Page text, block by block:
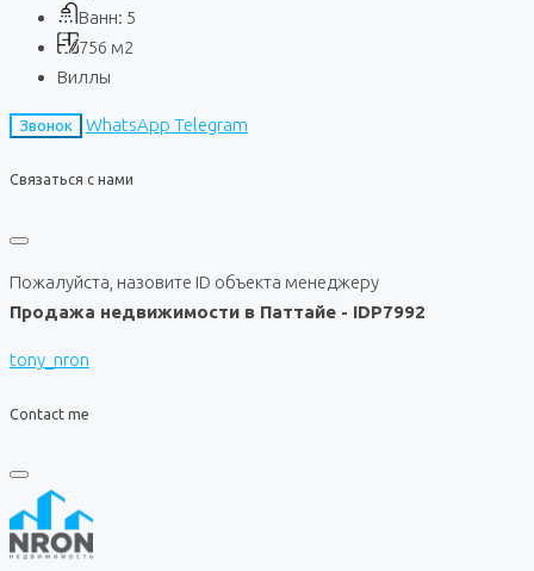
Ванн: 5
756 м2
Виллы
Звонок WhatsApp Telegram
Связаться с нами
Пожалуйста, назовите ID объекта менеджеру
Продажа недвижимости в Паттайе - IDP7992
tony_nron
Contact me